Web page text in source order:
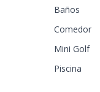
Baños
Comedor
Mini Golf
Piscina